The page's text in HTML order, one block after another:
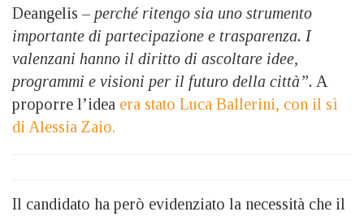
Deangelis – perché ritengo sia uno strumento
importante di partecipazione e trasparenza. I
valenzani hanno il diritto di ascoltare idee,
programmi e visioni per il futuro della città”. A
proporre l’idea era stato Luca Ballerini, con il sì
di Alessia Zaio.
Il candidato ha però evidenziato la necessità che il